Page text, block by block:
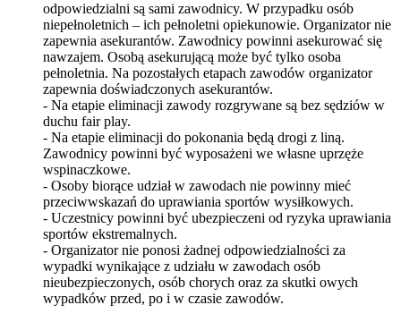
odpowiedzialni są sami zawodnicy. W przypadku osób
niepełnoletnich – ich pełnoletni opiekunowie. Organizator nie
zapewnia asekurantów. Zawodnicy powinni asekurować się
nawzajem. Osobą asekurującą może być tylko osoba
pełnoletnia. Na pozostałych etapach zawodów organizator
zapewnia doświadczonych asekurantów.
- Na etapie eliminacji zawody rozgrywane są bez sędziów w
duchu fair play.
- Na etapie eliminacji do pokonania będą drogi z liną.
Zawodnicy powinni być wyposażeni we własne uprzęże
wspinaczkowe.
- Osoby biorące udział w zawodach nie powinny mieć
przeciwwskazań do uprawiania sportów wysiłkowych.
- Uczestnicy powinni być ubezpieczeni od ryzyka uprawiania
sportów ekstremalnych.
- Organizator nie ponosi żadnej odpowiedzialności za
wypadki wynikające z udziału w zawodach osób
nieubezpieczonych, osób chorych oraz za skutki owych
wypadków przed, po i w czasie zawodów.